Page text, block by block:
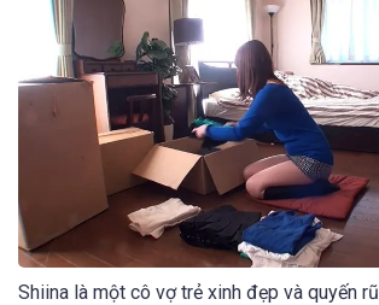
Shiina là một cô vợ trẻ xinh đẹp và quyến rũ